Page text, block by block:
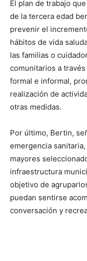
El plan de trabajo
de la tercera edad
prevenir el
hábitos de vida
las familias o
comunitarios a
formal e informal,
realización de
otras medidas.
Por último, Bertin,
emergencia
mayores
infraestructura
objetivo de
puedan sentirse
conversación y